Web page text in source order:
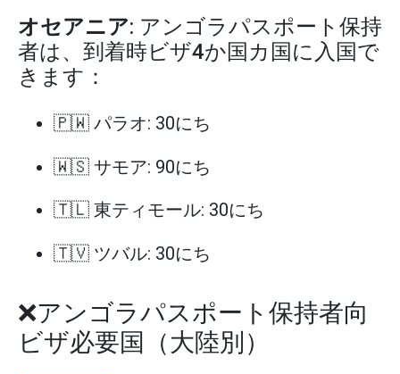
オセアニア: アンゴラパスポート保持
者は、到着時ビザ4か国カ国に入国で
きます：
🇵🇼 パラオ: 30にち
🇼🇸 サモア: 90にち
🇹🇱 東ティモール: 30にち
🇹🇻 ツバル: 30にち
❌アンゴラパスポート保持者向
ビザ必要国（大陸別）